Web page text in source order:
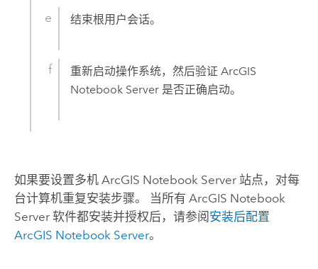
结束根用户会话。
重新启动操作系统，然后验证ArcGIS
Notebook Server 是否正确启动。
如果要设置多机 ArcGIS Notebook Server站点，对每
台计算机重复安装步骤。 当所有 ArcGIS Notebook
Server软件都安装并授权后，请参阅安装后配置
ArcGIS Notebook Server。